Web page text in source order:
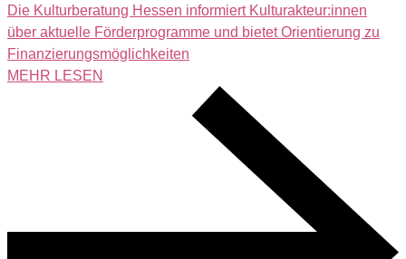
Die Kulturberatung Hessen informiert Kulturakteur:innen
über aktuelle Förderprogramme und bietet Orientierung zu
Finanzierungsmöglichkeiten
MEHR LESEN